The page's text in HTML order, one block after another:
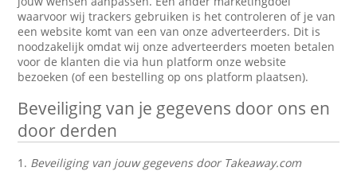
waarvoor wij trackers gebruiken is het controleren of je van
een website komt van een van onze adverteerders. Dit is
noodzakelijk omdat wij onze adverteerders moeten betalen
voor de klanten die via hun platform onze website
bezoeken (of een bestelling op ons platform plaatsen).
Beveiliging van je gegevens door ons en
door derden
1. Beveiliging van jouw gegevens door Takeaway.com